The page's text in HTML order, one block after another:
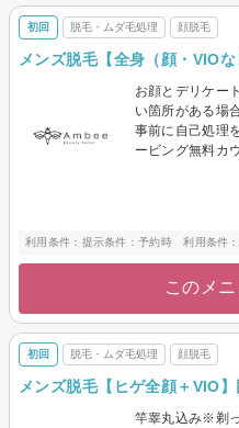
初回 脱毛・ムダ毛処理 顔脱毛
メンズ脱毛【全身（顔・VIO
お顔とデリケー
い箇所がある場
事前に自己処理
ービング無料カ
利用条件：提示条件：予約時 利用条件
このメ
初回 脱毛・ムダ毛処理 顔脱毛
メンズ脱毛【ヒゲ全顔＋VIO
竿睾丸込み※剃